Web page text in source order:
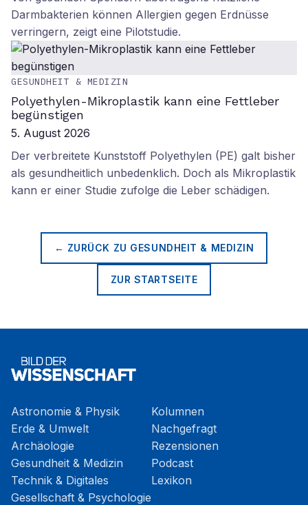
Darmbakterien können Allergien gegen Erdnüsse
verringern, zeigt eine Pilotstudie.
GESUNDHEIT & MEDIZIN
Polyethylen-Mikroplastik kann eine Fettleber
begünstigen
5. August 2026
Der verbreitete Kunststoff Polyethylen (PE) galt bisher
als gesundheitlich unbedenklich. Doch als Mikroplastik
kann er einer Studie zufolge die Leber schädigen.
← ZURÜCK ZU GESUNDHEIT & MEDIZIN
ZUR STARTSEITE
Astronomie & Physik
Erde & Umwelt
Archäologie
Gesundheit & Medizin
Technik & Digitales
Gesellschaft & Psychologie
Kolumnen
Nachgefragt
Rezensionen
Podcast
Lexikon